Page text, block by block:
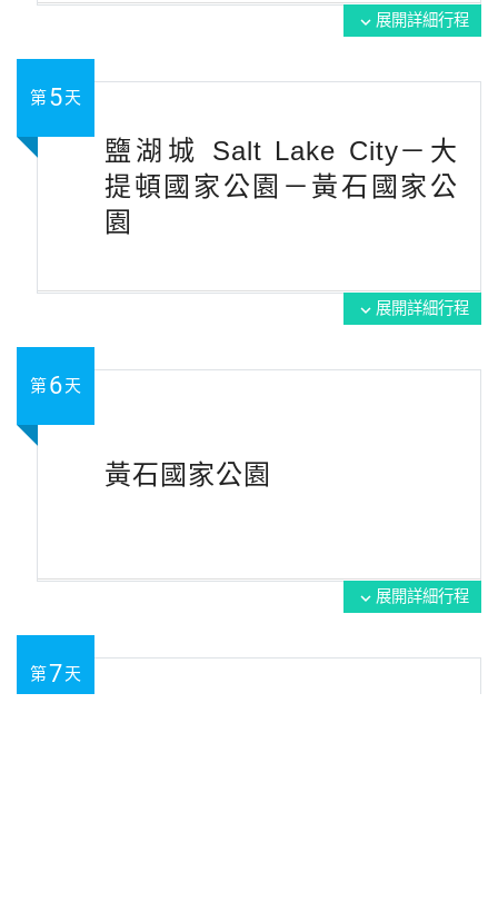
expand_more 展開詳細行程
第5天
鹽湖城 Salt Lake City－大
提頓國家公園－黃石國家公
園
expand_more 展開詳細行程
第6天
黃石國家公園
expand_more 展開詳細行程
第7天